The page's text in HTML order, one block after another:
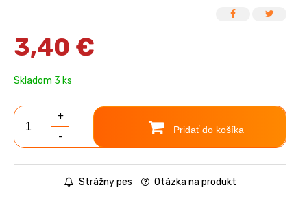
3,40 €
Skladom 3 ks
+
-
Pridať do košíka
Strážny pes Otázka na produkt